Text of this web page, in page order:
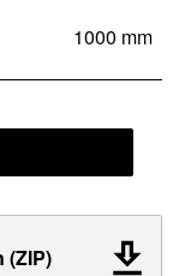
1000 mm
(ZIP)